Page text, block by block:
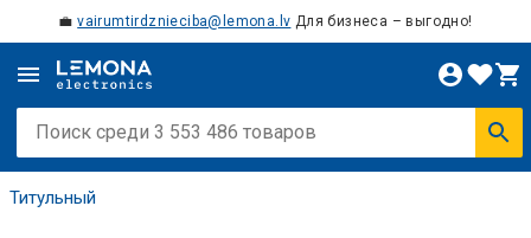
💼vairumtirdznieciba@lemona.lv Для бизнеса – выгодно!
Титульный